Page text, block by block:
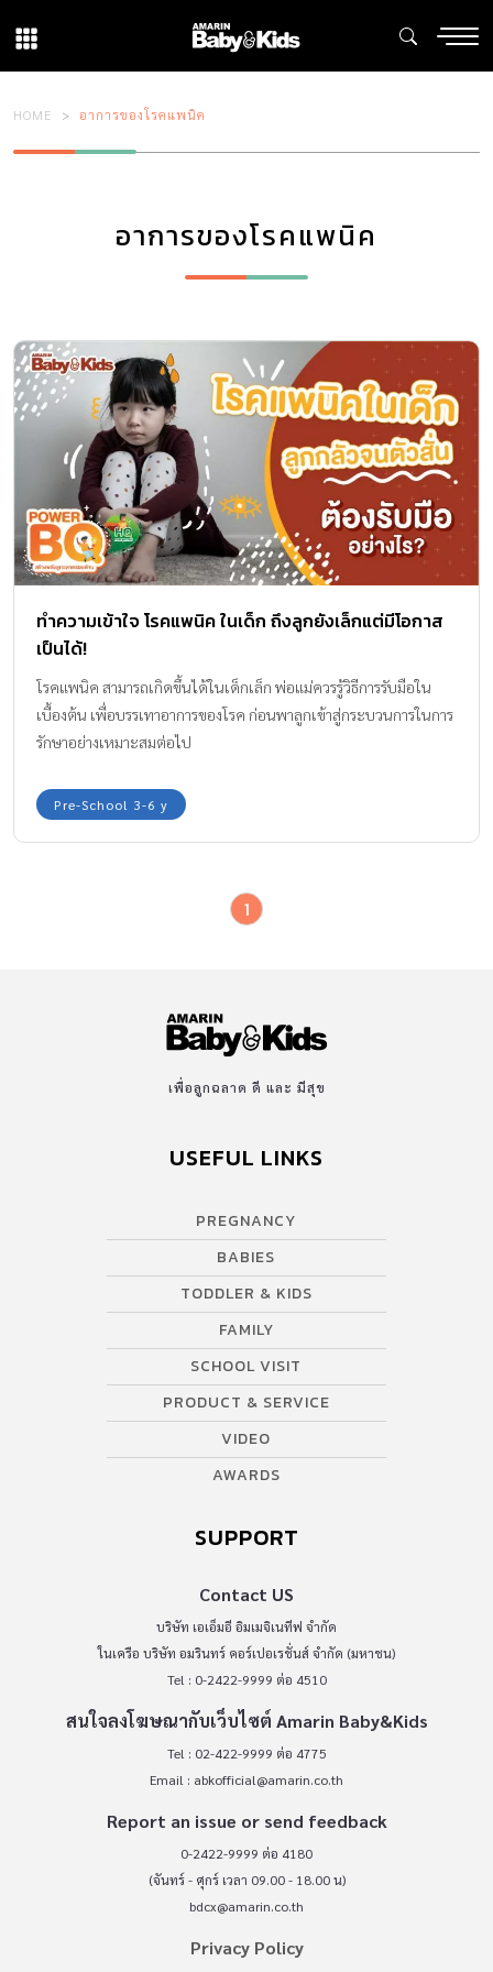
HOME อาการของโรคแพนิค
อาการของโรคแพนิค
ทำความเข้าใจ โรคแพนิค ในเด็ก ถึงลูกยังเล็กแต่มีโอกาส
เป็นได้!
โรคแพนิค สามารถเกิดขึ้นได้ในเด็กเล็ก พ่อแม่ควรรู้วิธีการรับมือใน
เบื้องต้น เพื่อบรรเทาอาการของโรค ก่อนพาลูกเข้าสู่กระบวนการในการ
รักษาอย่างเหมาะสมต่อไป
Pre-School 3-6 y
1
เพื่อลูกฉลาด ดี และ มีสุข
USEFUL LINKS
PREGNANCY
BABIES
TODDLER & KIDS
FAMILY
SCHOOL VISIT
PRODUCT & SERVICE
VIDEO
AWARDS
SUPPORT
Contact US
บริษัท เอเอ็มอี อิมเมจิเนทีฟ จำกัด
ในเครือ บริษัท อมรินทร์ คอร์เปอเรชั่นส์ จำกัด (มหาชน)
Tel : 0-2422-9999 ต่อ 4510
สนใจลงโฆษณากับเว็บไซต์ Amarin Baby&Kids
Tel : 02-422-9999 ต่อ 4775
Email : abkofficial@amarin.co.th
Report an issue or send feedback
0-2422-9999 ต่อ 4180
(จันทร์ - ศุกร์ เวลา 09.00 - 18.00 น)
bdcx@amarin.co.th
Privacy Policy